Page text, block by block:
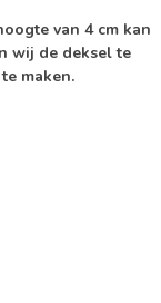
van 4 cm kan
wij de deksel te
maken.